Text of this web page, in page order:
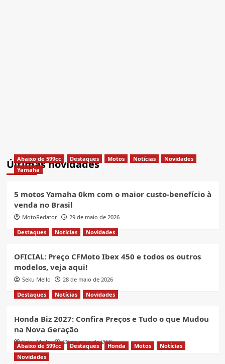
Últimas novidades
Abaixo de 599cc Destaques Motos Notícias
Novidades
Yamaha
5 motos Yamaha 0km com o maior custo-benefício à
venda no Brasil
MotoRedator
29 de maio de 2026
Destaques
Notícias Novidades
OFICIAL: Preço CFMoto Ibex 450 e todos os outros
modelos, veja aqui!
Seku Mello
28 de maio de 2026
Destaques
Notícias Novidades
Honda Biz 2027: Confira Preços e Tudo o que Mudou
na Nova Geração
Seku Mello 28 de maio de 2026
Abaixo de 599cc Destaques Honda Motos
Notícias
Novidades